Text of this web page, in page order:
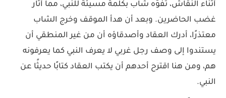
أثناء النقاش، تفوّه شاب بكلمة مسيئة للنبي، مما أثار
غضب الحاضرين. وبعد أن هدأ الموقف وخرج الشاب
معتذرًا، أدرك العقاد وأصدقاؤه أن من غير المنطقي أن
يستندوا إلى وصف رجل غربي لا يعرف النبي كما يعرفونه
هم، ومن هنا اقترح أحدهم أن يكتب العقاد كتابًا حديثًا عن
النبي.